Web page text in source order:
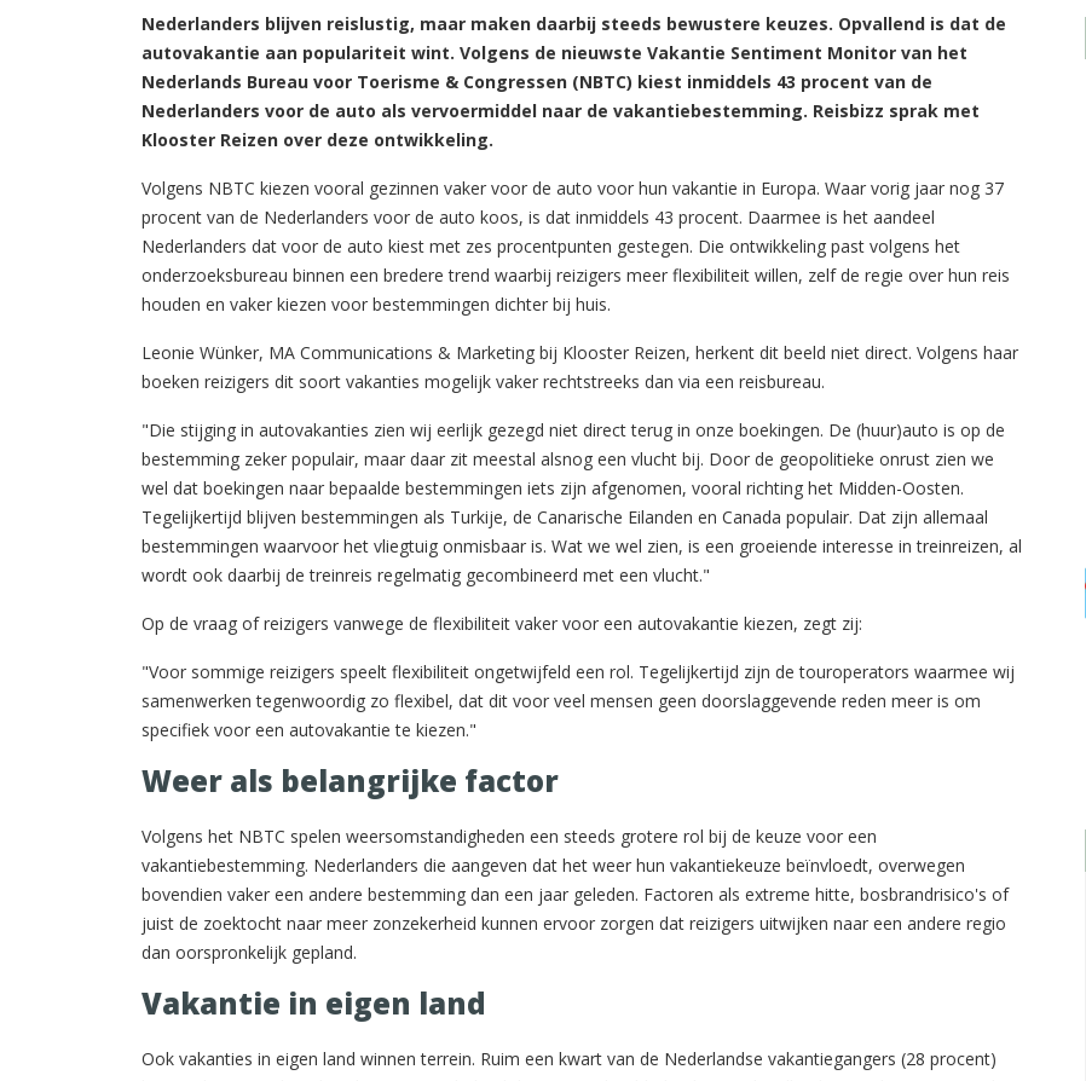
Nederlanders blijven reislustig, maar maken daarbij steeds bewustere keuzes. Opvallend is dat de
autovakantie aan populariteit wint. Volgens de nieuwste Vakantie Sentiment Monitor van het
Nederlands Bureau voor Toerisme & Congressen (NBTC) kiest inmiddels 43 procent van de
Nederlanders voor de auto als vervoermiddel naar de vakantiebestemming. Reisbizz sprak met
Klooster Reizen over deze ontwikkeling.
Volgens NBTC kiezen vooral gezinnen vaker voor de auto voor hun vakantie in Europa. Waar vorig jaar nog 37
procent van de Nederlanders voor de auto koos, is dat inmiddels 43 procent. Daarmee is het aandeel
Nederlanders dat voor de auto kiest met zes procentpunten gestegen. Die ontwikkeling past volgens het
onderzoeksbureau binnen een bredere trend waarbij reizigers meer flexibiliteit willen, zelf de regie over hun reis
houden en vaker kiezen voor bestemmingen dichter bij huis.
Leonie Wünker, MA Communications & Marketing bij Klooster Reizen, herkent dit beeld niet direct. Volgens haar
boeken reizigers dit soort vakanties mogelijk vaker rechtstreeks dan via een reisbureau.
"Die stijging in autovakanties zien wij eerlijk gezegd niet direct terug in onze boekingen. De (huur)auto is op de
bestemming zeker populair, maar daar zit meestal alsnog een vlucht bij. Door de geopolitieke onrust zien we
wel dat boekingen naar bepaalde bestemmingen iets zijn afgenomen, vooral richting het Midden-Oosten.
Tegelijkertijd blijven bestemmingen als Turkije, de Canarische Eilanden en Canada populair. Dat zijn allemaal
bestemmingen waarvoor het vliegtuig onmisbaar is. Wat we wel zien, is een groeiende interesse in treinreizen, al
wordt ook daarbij de treinreis regelmatig gecombineerd met een vlucht."
Op de vraag of reizigers vanwege de flexibiliteit vaker voor een autovakantie kiezen, zegt zij:
"Voor sommige reizigers speelt flexibiliteit ongetwijfeld een rol. Tegelijkertijd zijn de touroperators waarmee wij
samenwerken tegenwoordig zo flexibel, dat dit voor veel mensen geen doorslaggevende reden meer is om
specifiek voor een autovakantie te kiezen."
Weer als belangrijke factor
Volgens het NBTC spelen weersomstandigheden een steeds grotere rol bij de keuze voor een
vakantiebestemming. Nederlanders die aangeven dat het weer hun vakantiekeuze beïnvloedt, overwegen
bovendien vaker een andere bestemming dan een jaar geleden. Factoren als extreme hitte, bosbrandrisico's of
juist de zoektocht naar meer zonzekerheid kunnen ervoor zorgen dat reizigers uitwijken naar een andere regio
dan oorspronkelijk gepland.
Vakantie in eigen land
Ook vakanties in eigen land winnen terrein. Ruim een kwart van de Nederlandse vakantiegangers (28 procent)